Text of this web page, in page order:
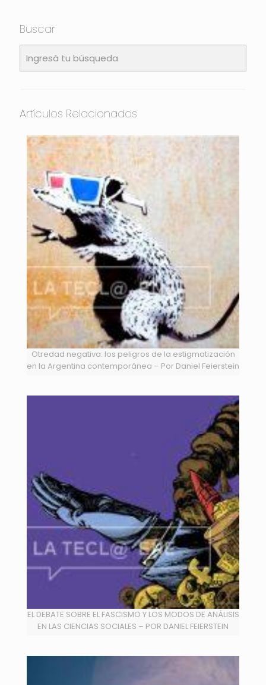
Buscar
Artículos Relacionados
Otredad negativa: los peligros de la estigmatización
en la Argentina contemporánea – Por Daniel Feierstein
EL DEBATE SOBRE EL FASCISMO Y LOS MODOS DE ANÁLISIS
EN LAS CIENCIAS SOCIALES – POR DANIEL FEIERSTEIN